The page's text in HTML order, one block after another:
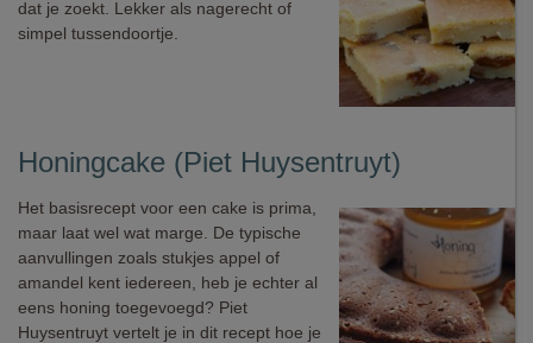
dat je zoekt. Lekker als nagerecht of
simpel tussendoortje.
Honingcake (Piet Huysentruyt)
Het basisrecept voor een cake is prima,
maar laat wel wat marge. De typische
aanvullingen zoals stukjes appel of
amandel kent iedereen, heb je echter al
eens honing toegevoegd? Piet
Huysentruyt vertelt je in dit recept hoe je